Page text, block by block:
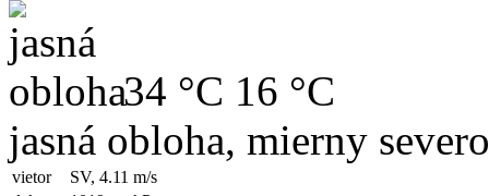
34 °C 16 °C
jasná obloha, mierny
vietor SV, 4.11 m/s